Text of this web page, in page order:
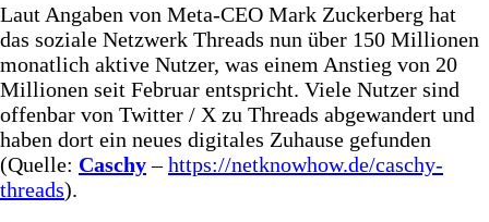
Laut Angaben von Meta-CEO Mark Zuckerberg hat
das soziale Netzwerk Threads nun über 150 Millionen
monatlich aktive Nutzer, was einem Anstieg von 20
Millionen seit Februar entspricht. Viele Nutzer sind
offenbar von Twitter / X zu Threads abgewandert und
haben dort ein neues digitales Zuhause gefunden
(Quelle: Caschy–https://netknowhow.de/caschy-
threads).